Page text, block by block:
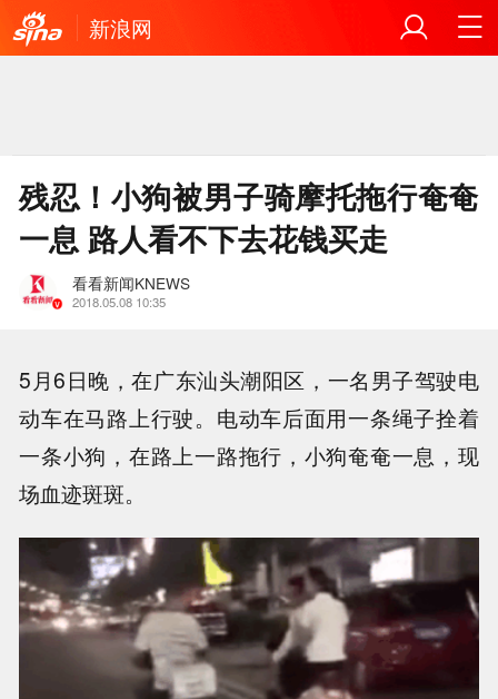
新浪网
残忍！小狗被男子骑摩托拖行奄奄
一息 路人看不下去花钱买走
看看新闻KNEWS
2018.05.08 10:35
5月6日晚，在广东汕头潮阳区，一名男子驾驶电
动车在马路上行驶。电动车后面用一条绳子拴着
一条小狗，在路上一路拖行，小狗奄奄一息，现
场血迹斑斑。